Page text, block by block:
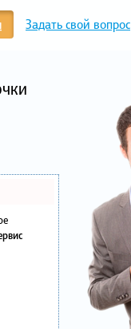
Задать свой вопрос